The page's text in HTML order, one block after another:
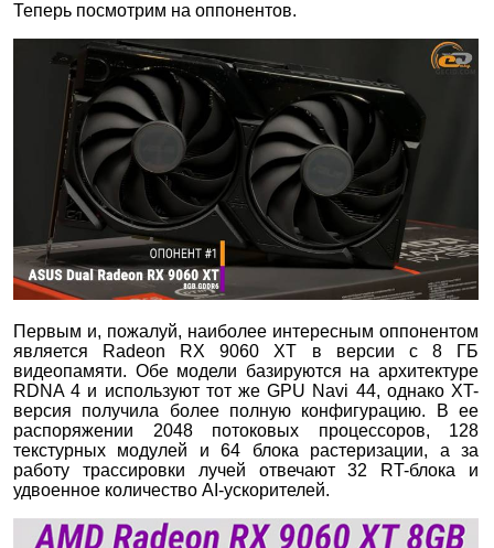
Теперь посмотрим на оппонентов.
Первым и, пожалуй, наиболее интересным оппонентом
является Radeon RX 9060 XT в версии с 8 ГБ
видеопамяти. Обе модели базируются на архитектуре
RDNA 4 и используют тот же GPU Navi 44, однако XT-
версия получила более полную конфигурацию. В ее
распоряжении 2048 потоковых процессоров, 128
текстурных модулей и 64 блока растеризации, а за
работу трассировки лучей отвечают 32 RT-блока и
удвоенное количество AI-ускорителей.